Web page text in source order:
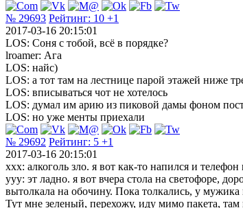
№ 29693 Рейтинг: 10 +1
2017-03-16 20:15:01
LOS: Соня с тобой, всё в порядке?
lroamer: Ага
LOS: найс)
LOS: а тот там на лестнице парой этажей ниже
LOS: вписываться чот не хотелось
LOS: думал им арию из пиковой дамы фоном
LOS: но уже менты приехали
№ 29692 Рейтинг: 5 +1
2017-03-16 20:15:01
xxx: алкоголь зло. я вот как-то напился и телефон
ууу: эт ладно. я вот вчера стола на светофоре,
вытолкала на обочину. Пока толкались, у мужика
Тут мне зеленый, перехожу, иду мимо пакета,